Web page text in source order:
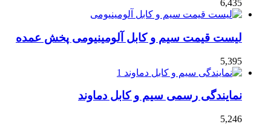
6,435
لیست قیمت سیم و کابل آلومینیومی پخش عمده
5,395
نمایندگی رسمی سیم و کابل دماوند
5,246